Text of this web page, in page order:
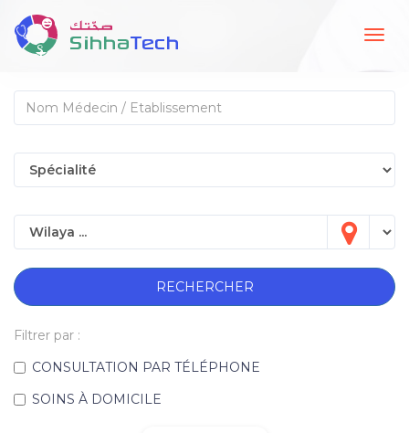
RECHERCHER
Filtrer par :
CONSULTATION PAR TÉLÉPHONE
SOINS À DOMICILE